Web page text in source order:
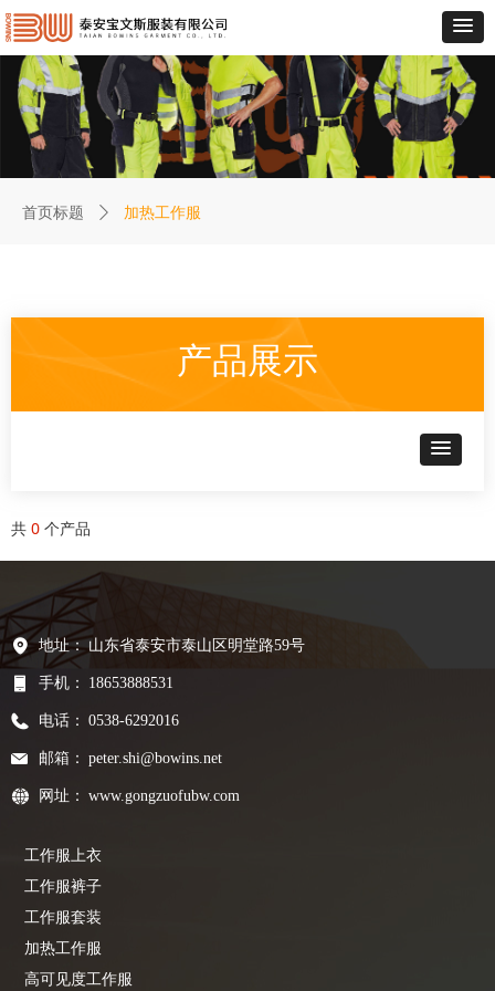
首页标题 ꄲ 加热工作服
产品展示
共 0 个产品
地址： 山东省泰安市泰山区明堂路59号
手机： 18653888531
电话： 0538-6292016
邮箱： peter.shi@bowins.net
网址： www.gongzuofubw.com
工作服上衣
工作服裤子
工作服套装
加热工作服
高可见度工作服